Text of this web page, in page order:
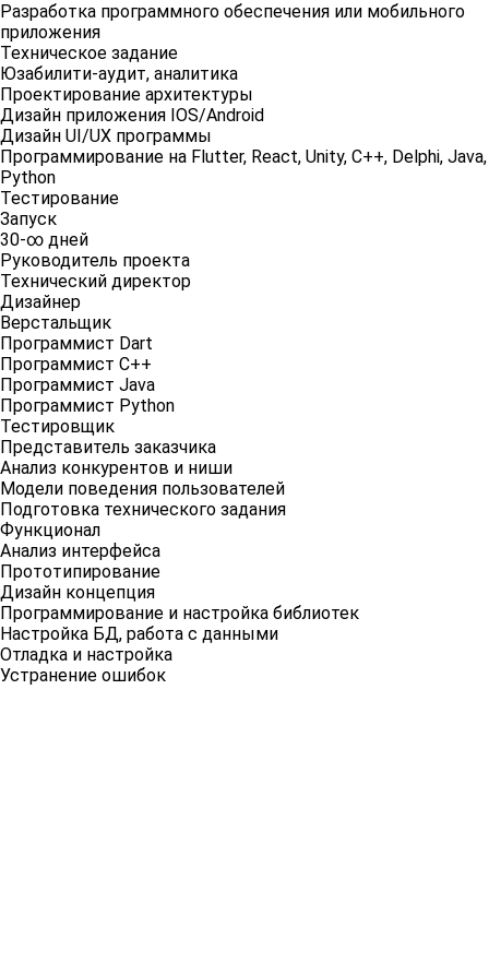
Разработка программного обеспечения или мобильного
приложения
Техническое задание
Юзабилити-аудит, аналитика
Проектирование архитектуры
Дизайн приложения IOS/Android
Дизайн UI/UX программы
Программирование на Flutter, React, Unity, C++, Delphi, Java,
Python
Тестирование
Запуск
30-∞ дней
Руководитель проекта
Технический директор
Дизайнер
Верстальщик
Программист Dart
Программист C++
Программист Java
Программист Python
Тестировщик
Представитель заказчика
Анализ конкурентов и ниши
Модели поведения пользователей
Подготовка технического задания
Функционал
Анализ интерфейса
Прототипирование
Дизайн концепция
Программирование и настройка библиотек
Настройка БД, работа с данными
Отладка и настройка
Устранение ошибок